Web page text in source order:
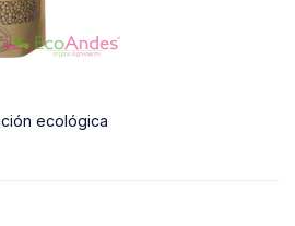
ecológica